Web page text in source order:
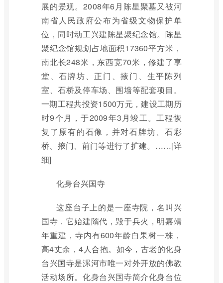
展的景观。2008年6月陈星聚墓又被河
南省人民政府公布为省级文物保护单
位，同时动工兴建陈星聚纪念馆。陈星
聚纪念馆规划占地面积17360平方米，
南北长248米，东西宽70米，修建了享
堂、石牌坊、正门、掖门、生平陈列
室、石桥及停车场、围墙等配套项目。
一期工程共投资1500万元，建设工期历
时9个月，于2009年3月竣工。工程恢
复了原有的石像，并对石牌坊、石彩
桥、掖门、前门等进行了扩建。……[详
细]
化身台兴国寺
这座台子上的是一座寺院，名叫兴
国寺．它始建隋代，毁于兵火，明嘉靖
年重建，寺内有600年龄白果树一株，
高4丈余，4人合抱。如今，古老的化身
台兴国寺是漯河市唯一对外开放的佛教
活动场所。化身台兴国寺简介化身台位